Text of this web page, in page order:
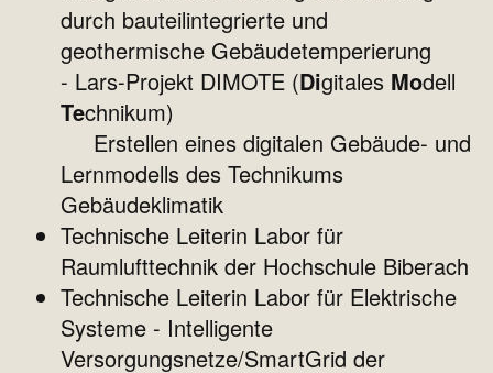
durch bauteilintegrierte und
geothermische Gebäudetemperierung
- Lars-Projekt DIMOTE (Digitales Modell
Technikum)
Erstellen eines digitalen Gebäude- und
Lernmodells des Technikums
Gebäudeklimatik
Technische Leiterin Labor für
Raumlufttechnik der Hochschule Biberach
Technische Leiterin Labor für Elektrische
Systeme - Intelligente
Versorgungsnetze/SmartGrid der